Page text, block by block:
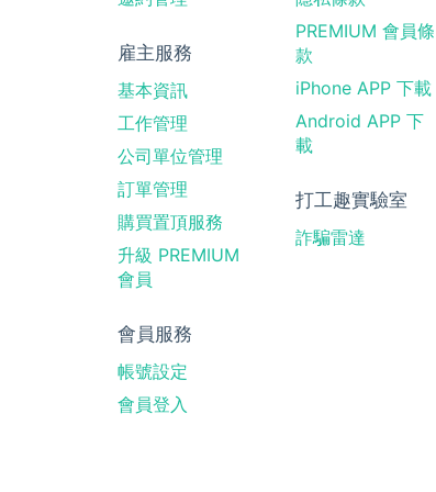
雇主服務
基本資訊
工作管理
公司單位管理
訂單管理
購買置頂服務
升級 PREMIUM
會員
會員服務
帳號設定
會員登入
PREMIUM 會員條
款
iPhone APP 下載
Android APP 下
載
打工趣實驗室
詐騙雷達